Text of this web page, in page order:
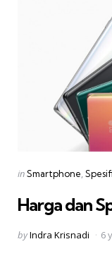
Categories
Posted
inSmartphone
Harga dan
Posted
byIndra Krisnadi 6